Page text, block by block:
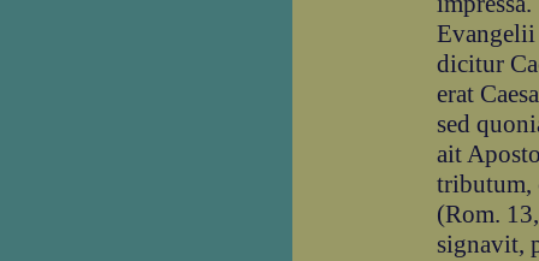
Evangelii
dicitur
erat
sed
ait
tributum,
(Rom.
signavit,